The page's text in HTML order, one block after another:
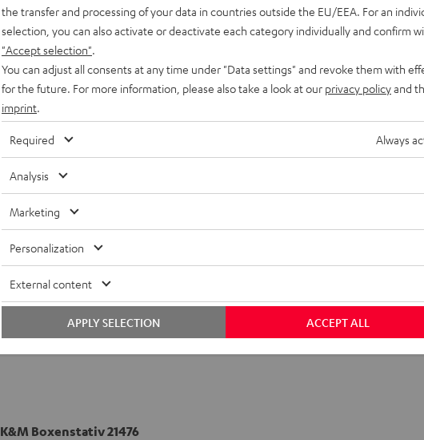
K&M Boxenstativ 21476
the transfer and processing of your data in countries outside the EU/EEA. For an
selection, you can also activate or deactivate each category individually and confirm
"Accept selection"
You can adjust all consents at any time under "Data settings" and revoke them with
for the future. For more information, please also take a look at our privacy policyand
imprint
Required Always
Analysis
Marketing
Personalization
External content
ACCEPT ALL
APPLY SELECTION